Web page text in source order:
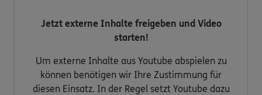
Jetzt externe Inhalte freigeben und Video
starten!
Um externe Inhalte aus Youtube abspielen zu
können benötigen wir Ihre Zustimmung für
diesen Einsatz. In der Regel setzt Youtube dazu